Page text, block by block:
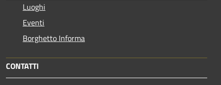
Luoghi
Eventi
Borghetto Informa
CONTATTI